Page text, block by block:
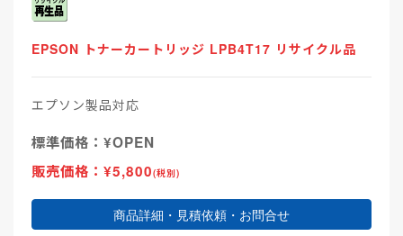
EPSON トナーカートリッジ LPB4T17 リサイクル品
エプソン製品対応
標準価格：¥OPEN
販売価格：¥5,800(税別)
商品詳細・見積依頼・お問合せ